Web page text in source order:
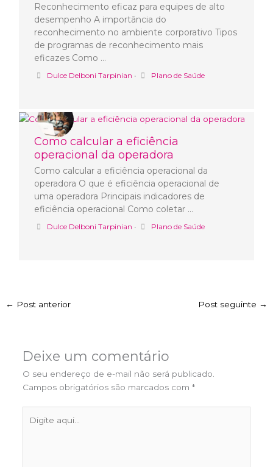
Reconhecimento eficaz para equipes de alto
desempenho A importância do
reconhecimento no ambiente corporativo Tipos
de programas de reconhecimento mais
eficazes Como …
Dulce Delboni Tarpinian • Plano de Saúde
Como calcular a eficiência
operacional da operadora
Como calcular a eficiência operacional da
operadora O que é eficiência operacional de
uma operadora Principais indicadores de
eficiência operacional Como coletar …
Dulce Delboni Tarpinian • Plano de Saúde
← Post anterior Post seguinte →
Deixe um comentário
O seu endereço de e-mail não será publicado.
Campos obrigatórios são marcados com *
aqui...